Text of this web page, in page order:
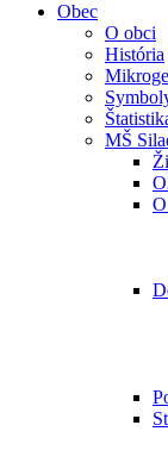
Obec
O obci
História
MŠ